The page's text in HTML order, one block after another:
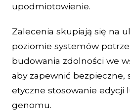
upodmiotowienie.
Zalecenia skupiają się na
poziomie systemów
budowania zdolności we
aby zapewnić bezpieczne,
etyczne stosowanie edycji
genomu.